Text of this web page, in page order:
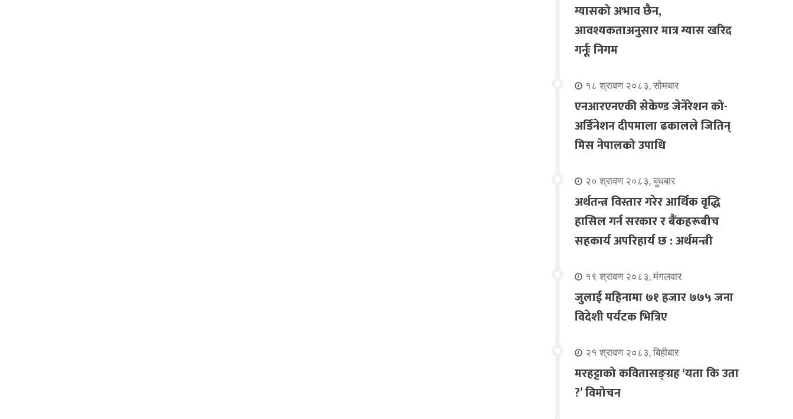
ग्यासको अभाव छैन,
आवश्यकताअनुसार मात्र ग्यास खरिद
गर्नूः निगम
१८ श्रावण २०८३, सोमबार
एनआरएनएकी सेकेण्ड जेनेरेशन को-
अर्डिनेशन दीपमाला ढकालले जितिन्
मिस नेपालको उपाधि
२० श्रावण २०८३, बुधबार
अर्थतन्त्र विस्तार गरेर आर्थिक वृद्धि
हासिल गर्न सरकार र बैंकहरूबीच
सहकार्य अपरिहार्य छ : अर्थमन्त्री
१९ श्रावण २०८३, मंगलवार
जुलाई महिनामा ७१ हजार ७७५ जना
विदेशी पर्यटक भित्रिए
२१ श्रावण २०८३, बिहीबार
मरहट्टाको कवितासङ्ग्रह ‘यता कि उता
?’ विमोचन